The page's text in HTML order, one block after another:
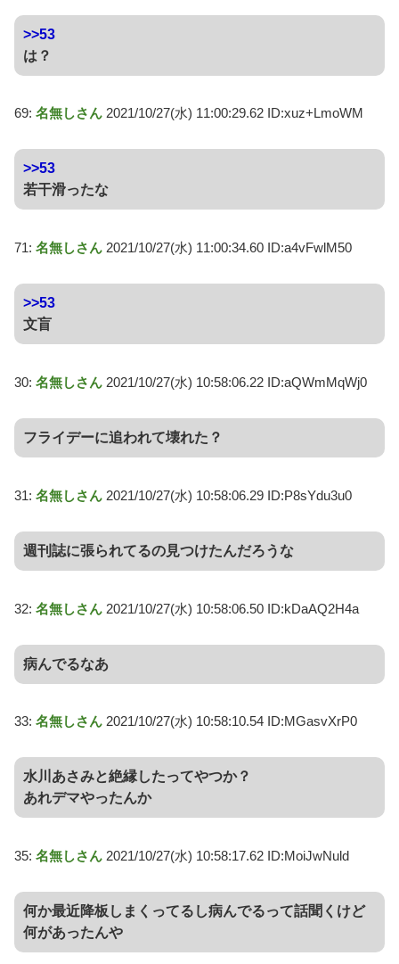
>>53
は？
69: 名無しさん 2021/10/27(水) 11:00:29.62 ID:xuz+LmoWM
>>53
若干滑ったな
71: 名無しさん 2021/10/27(水) 11:00:34.60 ID:a4vFwlM50
>>53
文盲
30: 名無しさん 2021/10/27(水) 10:58:06.22 ID:aQWmMqWj0
フライデーに追われて壊れた？
31: 名無しさん 2021/10/27(水) 10:58:06.29 ID:P8sYdu3u0
週刊誌に張られてるの見つけたんだろうな
32: 名無しさん 2021/10/27(水) 10:58:06.50 ID:kDaAQ2H4a
病んでるなあ
33: 名無しさん 2021/10/27(水) 10:58:10.54 ID:MGasvXrP0
水川あさみと絶縁したってやつか？
あれデマやったんか
35: 名無しさん 2021/10/27(水) 10:58:17.62 ID:MoiJwNuld
何か最近降板しまくってるし病んでるって話聞くけど
何があったんや